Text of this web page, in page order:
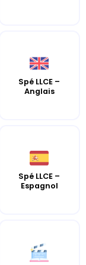
Spé LLCE –
Anglais
Spé LLCE –
Espagnol